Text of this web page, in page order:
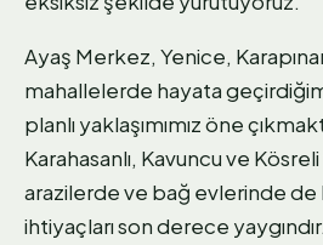
Ayaş Merkez, Yenice,
mahallelerde hayata
planlı yaklaşımımız öne
Karahasanlı, Kavuncu ve
arazilerde ve bağ evlerinde de
ihtiyaçları son derece